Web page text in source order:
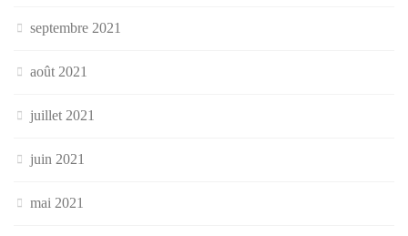
septembre 2021
août 2021
juillet 2021
juin 2021
mai 2021